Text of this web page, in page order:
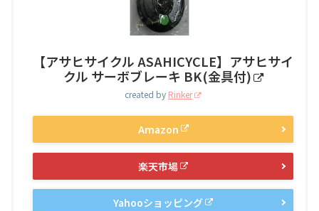
【アサヒサイクル ASAHICYCLE】アサヒサイ
クル サーボブレーキ BK(金具付)
created by Rinker
Amazon
楽天市場
Yahooショッピング